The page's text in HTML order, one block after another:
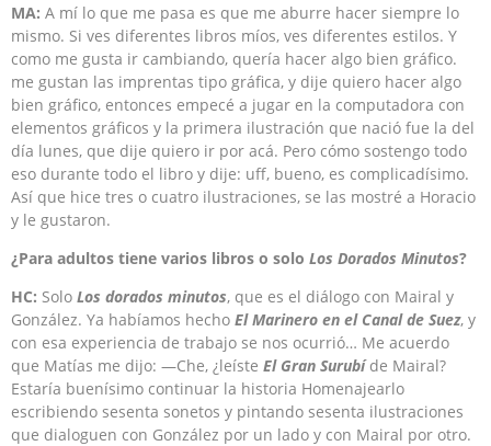
MA: A mí lo que me pasa es que me aburre hacer siempre lo
mismo. Si ves diferentes libros míos, ves diferentes estilos. Y
como me gusta ir cambiando, quería hacer algo bien gráfico.
me gustan las imprentas tipo gráfica, y dije quiero hacer algo
bien gráfico, entonces empecé a jugar en la computadora con
elementos gráficos y la primera ilustración que nació fue la del
día lunes, que dije quiero ir por acá. Pero cómo sostengo todo
eso durante todo el libro y dije: uff, bueno, es complicadísimo.
Así que hice tres o cuatro ilustraciones, se las mostré a Horacio
y le gustaron.
¿Para adultos tiene varios libros o solo Los Dorados Minutos?
HC: Solo Los dorados minutos, que es el diálogo con Mairal y
González. Ya habíamos hecho El Marinero en el Canal de Suez, y
con esa experiencia de trabajo se nos ocurrió… Me acuerdo
que Matías me dijo: —Che, ¿leíste El Gran Surubí de Mairal?
Estaría buenísimo continuar la historia Homenajearlo
escribiendo sesenta sonetos y pintando sesenta ilustraciones
que dialoguen con González por un lado y con Mairal por otro.